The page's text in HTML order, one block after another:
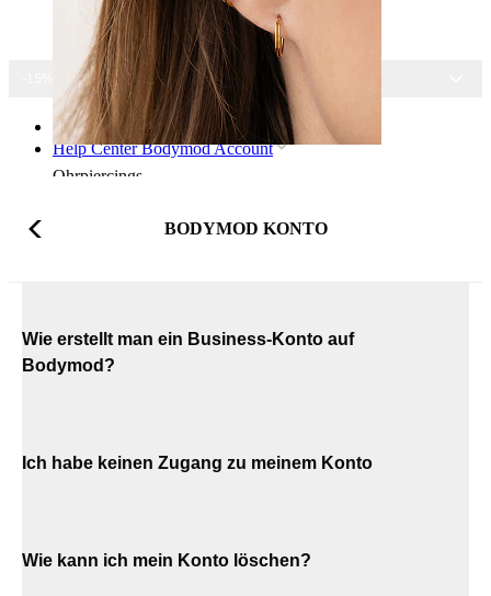
Ohrpiercings
Lobe
-15% AUF ALLEN SCHMUCK
Startseite
Help Center Bodymod Account
BODYMOD KONTO
Wie erstellt man ein Business-Konto auf
Bodymod?
Ich habe keinen Zugang zu meinem Konto
Wie kann ich mein Konto löschen?